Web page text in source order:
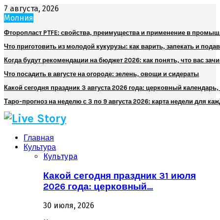
7 августа, 2026
Молния
Фторопласт PTFE: свойства, преимущества и применение в
Что приготовить из молодой кукурузы: как варить, запекать и
Когда будут рекомендации на бюджет 2026: как понять, что вас
Что посадить в августе на огороде: зелень, овощи и сидераты
Какой сегодня праздник 3 августа 2026 года: церковный
Таро-прогноз на неделю с 3 по 9 августа 2026: карта недели для
Главная
Культура
Культура
Какой сегодня праздник 31 июля
2026 года: церковный…
30 июля, 2026